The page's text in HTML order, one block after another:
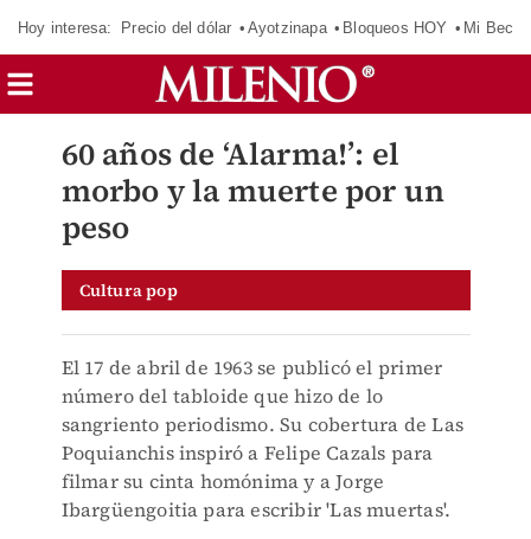
Hoy interesa: Precio del dólar Ayotzinapa Bloqueos HOY Mi Beca
60 años de ‘Alarma!’: el
morbo y la muerte por un
peso
Cultura pop
El 17 de abril de 1963 se publicó el primer
número del tabloide que hizo de lo
sangriento periodismo. Su cobertura de Las
Poquianchis inspiró a Felipe Cazals para
filmar su cinta homónima y a Jorge
Ibargüengoitia para escribir 'Las muertas'.